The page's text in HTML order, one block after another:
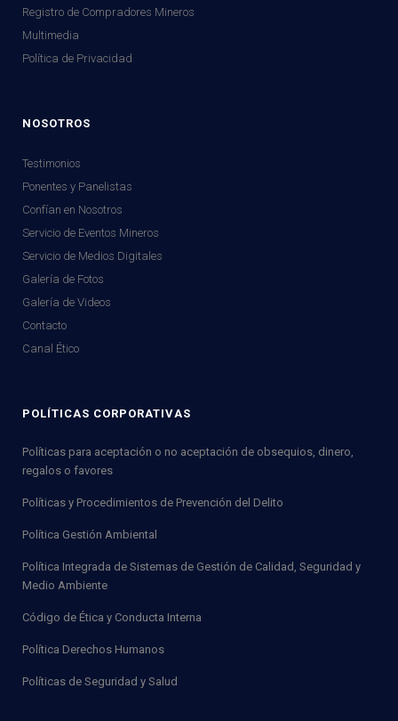
Registro de Compradores Mineros
Multimedia
Política de Privacidad
NOSOTROS
Testimonios
Ponentes y Panelistas
Confían en Nosotros
Servicio de Eventos Mineros
Servicio de Medios Digitales
Galería de Fotos
Galería de Videos
Contacto
Canal Ético
POLÍTICAS CORPORATIVAS
Políticas para aceptación o no aceptación de obsequios, dinero,
regalos o favores
Políticas y Procedimientos de Prevención del Delito
Política Gestión Ambiental
Política Integrada de Sistemas de Gestión de Calidad, Seguridad y
Medio Ambiente
Código de Ética y Conducta Interna
Política Derechos Humanos
Políticas de Seguridad y Salud